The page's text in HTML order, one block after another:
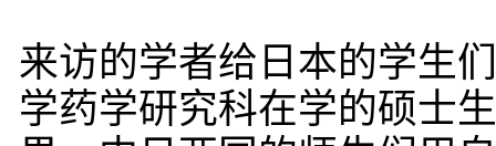
来访的学者给日本的学生
学药学研究科在学的硕士